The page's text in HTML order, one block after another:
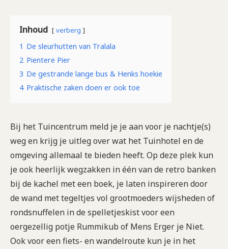
Inhoud verberg
1 De sleurhutten van Tralala
2 Pientere Pier
3 De gestrande lange bus & Henks hoekie
4 Praktische zaken doen er ook toe
Bij het Tuincentrum meld je je aan voor je nachtje(s)
weg en krijg je uitleg over wat het Tuinhotel en de
omgeving allemaal te bieden heeft. Op deze plek kun
je ook heerlijk wegzakken in één van de retro banken
bij de kachel met een boek, je laten inspireren door
de wand met tegeltjes vol grootmoeders wijsheden of
rondsnuffelen in de spelletjeskist voor een
oergezellig potje Rummikub of Mens Erger je Niet.
Ook voor een fiets- en wandelroute kun je in het